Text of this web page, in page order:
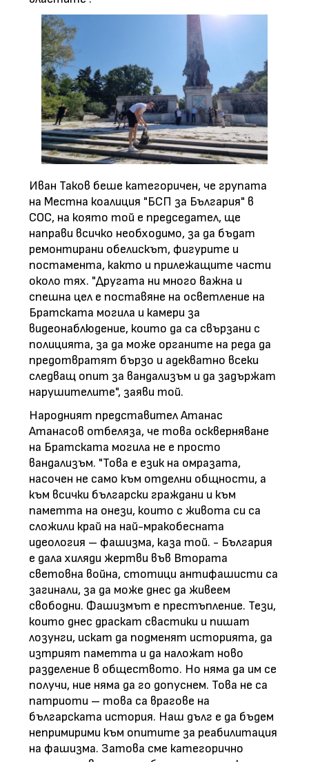
Иван Таков беше категоричен, че групата
на Местна коалиция "БСП за България" в
СОС, на която той е председател, ще
направи всичко необходимо, за да бъдат
ремонтирани обелискът, фигурите и
постамента, както и прилежащите части
около тях. "Другата ни много важна и
спешна цел е поставяне на осветление на
Братската могила и камери за
видеонаблюдение, които да са свързани с
полицията, за да може органите на реда да
предотвратят бързо и адекватно всеки
следващ опит за вандализъм и да задържат
нарушителите", заяви той.
Народният представител Атанас
Атанасов отбеляза, че това оскверняване
на Братската могила не е просто
вандализъм. "Това е език на омразата,
насочен не само към отделни общности, а
към всички български граждани и към
паметта на онези, които с живота си са
сложили край на най-мракобесната
идеология – фашизма, каза той. - България
е дала хиляди жертви във Втората
световна война, стотици антифашисти са
загинали, за да може днес да живеем
свободни. Фашизмът е престъпление. Тези,
които днес драскат свастики и пишат
лозунги, искат да подменят историята, да
изтрият паметта и да наложат ново
разделение в обществото. Но няма да им се
получи, ние няма да го допуснем. Това не са
патриоти – това са врагове на
българската история. Наш дълг е да бъдем
непримирими към опитите за реабилитация
на фашизма. Затова сме категорично